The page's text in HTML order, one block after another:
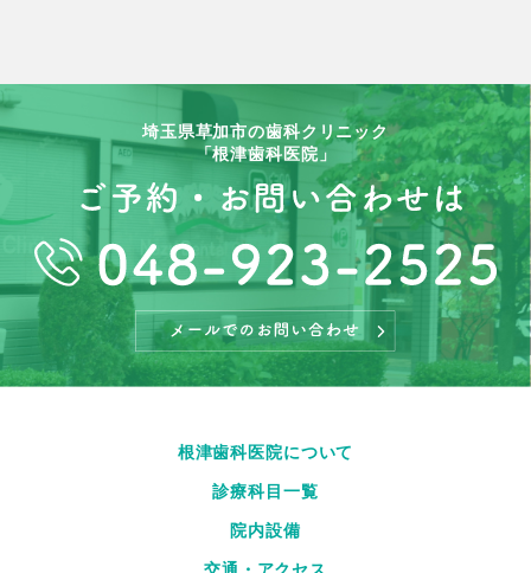
埼玉県草加市の歯科クリニック
「根津歯科医院」
根津歯科医院について
診療科目一覧
院内設備
交通・アクセス